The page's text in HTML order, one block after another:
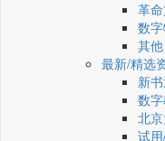
革
数
其他
最新/精选
新
数
北
试